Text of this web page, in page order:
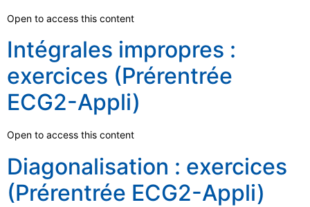
Open to access this content
Intégrales impropres :
exercices (Prérentrée
ECG2-Appli)
Open to access this content
Diagonalisation : exercices
(Prérentrée ECG2-Appli)